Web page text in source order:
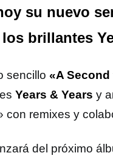
su nuevo
brillantes
sencillo «A
Years & Years y
con remixes y
del próximo